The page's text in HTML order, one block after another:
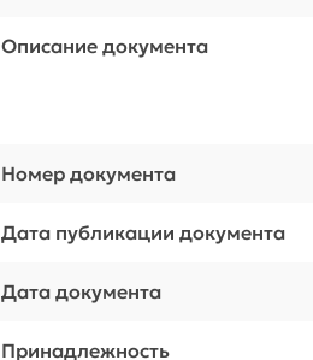
Описание документа
Номер документа
Дата публикации документа
Дата документа
Принадлежность